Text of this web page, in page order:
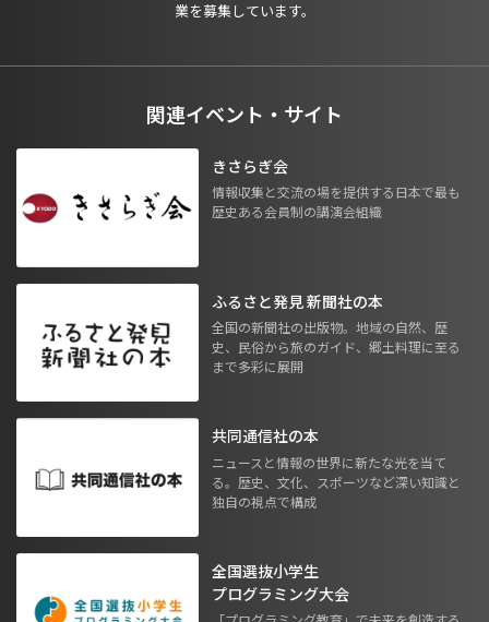
業を募集しています。
関連イベント・サイト
きさらぎ会
情報収集と交流の場を提供する日本で最も
歴史ある会員制の講演会組織
ふるさと発見 新聞社の本
全国の新聞社の出版物。地域の自然、歴
史、民俗から旅のガイド、郷土料理に至る
まで多彩に展開
共同通信社の本
ニュースと情報の世界に新たな光を当て
る。歴史、文化、スポーツなど深い知識と
独自の視点で構成
全国選抜小学生
プログラミング大会